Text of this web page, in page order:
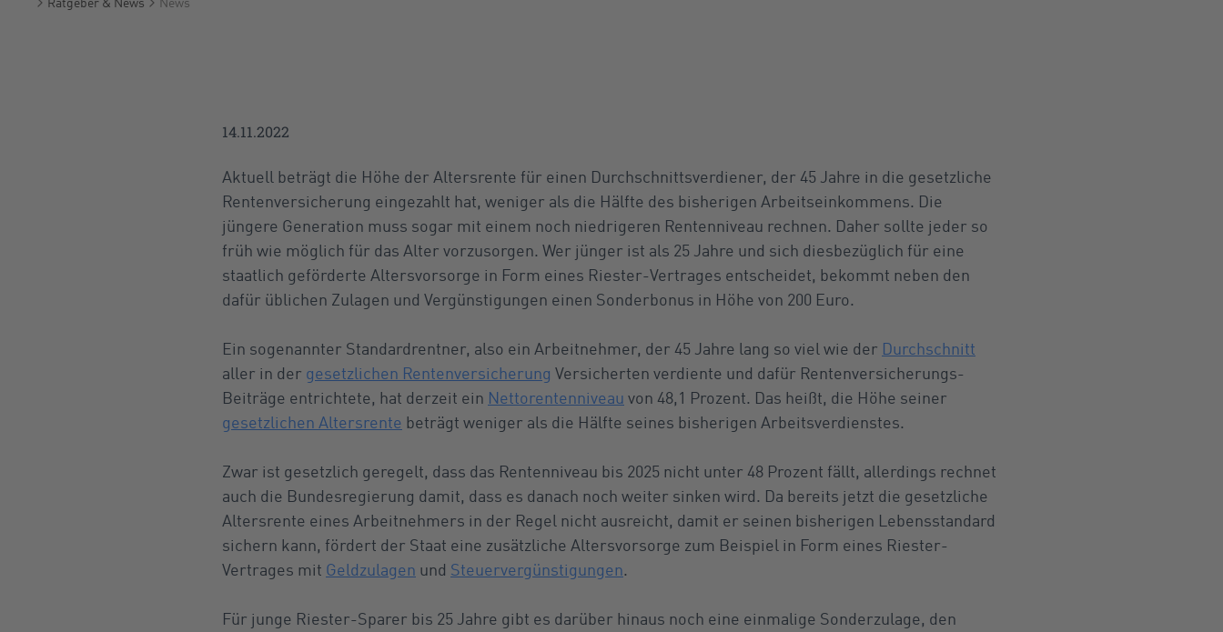
14.11.2022
Aktuell beträgt die Höhe der Altersrente für einen Durchschnittsverdiener, der 45 Jahre in die gesetzliche
Rentenversicherung eingezahlt hat, weniger als die Hälfte des bisherigen Arbeitseinkommens. Die
jüngere Generation muss sogar mit einem noch niedrigeren Rentenniveau rechnen. Daher sollte jeder so
früh wie möglich für das Alter vorzusorgen. Wer jünger ist als 25 Jahre und sich diesbezüglich für eine
staatlich geförderte Altersvorsorge in Form eines Riester-Vertrages entscheidet, bekommt neben den
dafür üblichen Zulagen und Vergünstigungen einen Sonderbonus in Höhe von 200 Euro.
Ein sogenannter Standardrentner, also ein Arbeitnehmer, der 45 Jahre lang so viel wie der Durchschnitt
aller in der gesetzlichen Rentenversicherung Versicherten verdiente und dafür Rentenversicherungs-
Beiträge entrichtete, hat derzeit ein Nettorentenniveau von 48,1 Prozent. Das heißt, die Höhe seiner
gesetzlichen Altersrente beträgt weniger als die Hälfte seines bisherigen Arbeitsverdienstes.
Zwar ist gesetzlich geregelt, dass das Rentenniveau bis 2025 nicht unter 48 Prozent fällt, allerdings rechnet
auch die Bundesregierung damit, dass es danach noch weiter sinken wird. Da bereits jetzt die gesetzliche
Altersrente eines Arbeitnehmers in der Regel nicht ausreicht, damit er seinen bisherigen Lebensstandard
sichern kann, fördert der Staat eine zusätzliche Altersvorsorge zum Beispiel in Form eines Riester-
Vertrages mit Geldzulagen und Steuervergünstigungen.
Für junge Riester-Sparer bis 25 Jahre gibt es darüber hinaus noch eine einmalige Sonderzulage, den